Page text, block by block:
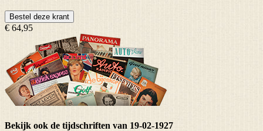
Bestel deze krant
€ 64,95
Bekijk ook de tijdschriften van 19-02-1927